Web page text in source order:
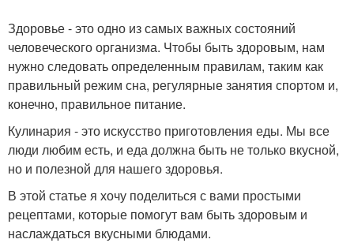
Здоровье - это одно из самых важных состояний
человеческого организма. Чтобы быть здоровым, нам
нужно следовать определенным правилам, таким как
правильный режим сна, регулярные занятия спортом и,
конечно, правильное питание.
Кулинария - это искусство приготовления еды. Мы все
люди любим есть, и еда должна быть не только вкусной,
но и полезной для нашего здоровья.
В этой статье я хочу поделиться с вами простыми
рецептами, которые помогут вам быть здоровым и
наслаждаться вкусными блюдами.